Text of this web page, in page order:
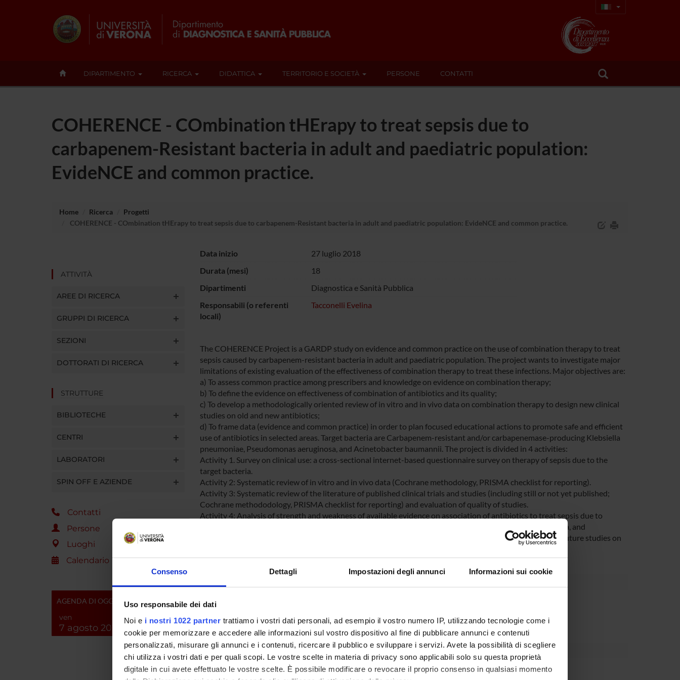
Consenso Dettagli Impostazioni degli annunci Informazioni sui cookie
Uso responsabile dei dati
Noi e i nostri 1022 partner trattiamo i vostri dati personali, ad esempio il vostro numero IP, utilizzando tecnologie come i
cookie per memorizzare e accedere alle informazioni sul vostro dispositivo al fine di pubblicare annunci e contenuti
personalizzati, misurare gli annunci e i contenuti, ricercare il pubblico e sviluppare i servizi. Avete la possibilità di scegliere
chi utilizza i vostri dati e per quali scopi. Le vostre scelte in materia di privacy sono applicabili solo su questa proprietà
digitale in cui avete effettuato le vostre scelte. È possibile modificare o revocare il proprio consenso in qualsiasi momento
DIPARTIMENTO RICERCA DIDATTICA TERRITORIO E SOCIETÀ PERSONE CONTATTI
COHERENCE - COmbination tHErapy to treat sepsis due to
carbapenem-Resistant bacteria in adult and paediatric population:
EvideNCE and common practice.
Home Ricerca
Progetti
COHERENCE - COmbination tHErapy to treat sepsis due to carbapenem-Resistant bacteria in adult and paediatric population: EvideNCE and common practice.
ATTIVITÀ
AREE DI RICERCA
GRUPPI DI RICERCA
SEZIONI
DOTTORATI DI RICERCA
STRUTTURE
BIBLIOTECHE
CENTRI
LABORATORI
SPIN OFF E AZIENDE
Contatti
Persone
Luoghi
Calendario
AGENDA DI OGGI
ven
7 agosto 2026
Data inizio
27 luglio 2018
Durata (mesi)
18
Dipartimenti
Diagnostica e Sanità Pubblica
Responsabili (o referenti
locali)
Tacconelli Evelina
The COHERENCE Project is a GARDP study on evidence and common practice on the use of combination therapy to treat
sepsis caused by carbapenem-resistant bacteria in adult and paediatric population. The project wants to investigate major
limitations of existing evaluation of the effectiveness of combination therapy to treat these infections. Major objectives are:
a) To assess common practice among prescribers and knowledge on evidence on combination therapy;
b) To define the evidence on effectiveness of combination of antibiotics and its quality;
c) To develop a methodologically oriented review of in vitro and in vivo data on combination therapy to design new clinical
studies on old and new antibiotics;
d) To frame data (evidence and common practice) in order to plan focused educational actions to promote safe and efficient
use of antibiotics in selected areas. Target bacteria are Carbapenem-resistant and/or carbapenemase-producing Klebsiella
pneumoniae, Pseudomonas aeruginosa, and Acinetobacter baumannii. The project is divided in 4 activities:
Activity 1. Survey on clinical use: a cross-sectional internet-based questionnaire survey on therapy of sepsis due to the
target bacteria.
Activity 2: Systematic review of in vitro and in vivo data (Cochrane methodology, PRISMA checklist for reporting).
Activity 3: Systematic review of the literature of published clinical trials and studies (including still or not yet published;
Cochrane methododology, PRISMA checklist for reporting) and evaluation of quality of studies.
Activity 4: Analysis of strength and weakness of available evidence on association of antibiotics to treat sepsis due to
carbapenem-resistant and/or carbapenemase-producing Klebsiella pneumoniae, Pseudomonas aeruginosa, and
Acinetobacter baumannii by MIC value and setting. Identification of logistical and scientific challenges of future studies on
PARTECIPANTI AL PROGETTO
Elena Carrara Professore associato Elda Righi